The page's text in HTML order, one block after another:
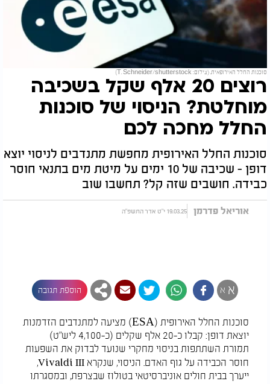
סוכנות החלל האירופאית. (צילום: T. Schneider/shutterstock)
רוצים 20 אלף שקל בשכיבה
מוחלטת? הניסוי של סוכנות
החלל מחכה לכם
סוכנות החלל האירופית מחפשת מתנדבים לניסוי יוצא
דופן - שכיבה של 10 ימים על מיטת מים בתנאי חוסר
כבידה. חושבים שזה קל? תחשבו שוב
אוריאל פדרמן 19.03.25 י"ט אדר התשפ"ה
א א הוספת תגובה
סוכנות החלל האירופית (ESA) מציעה למתנדבים הזדמנות
יוצאת דופן: קבלו כ-20 אלף שקלים (כ-4,100 ליש"ט)
תמורת השתתפות בניסוי מחקרי שנועד לבדוק את השפעות
חוסר הכבידה על גוף האדם. הניסוי, שנקרא Vivaldi III
,
ייערך בבית חולים אוניברסיטאי בטולוז שבצרפת, ובמסגרתו